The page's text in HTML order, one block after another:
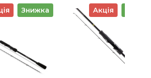
Знижка Акція